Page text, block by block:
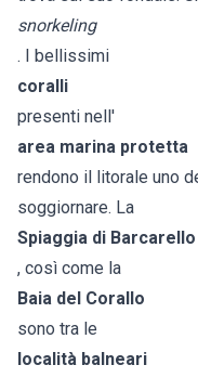
snorkeling
. I bellissimi
coralli
presenti nell'
area marina protetta
rendono il litorale uno
soggiornare. La
Spiaggia di Barcarello
, così come la
Baia del Corallo
sono tra le
località balneari